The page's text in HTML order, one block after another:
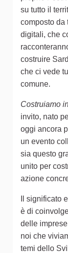
su tutto il
composto da
digitali, che
costruire
che ci vede
comune.
Costruiamo
invito, nato
oggi ancora
un evento
sia questo
unito per
azione
Il significato
è di
delle
noi che
temi dello